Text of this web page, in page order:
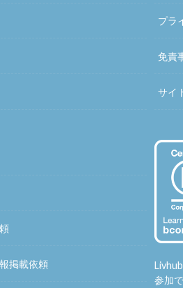
掲載依頼
プラ
免責
サイ
参加